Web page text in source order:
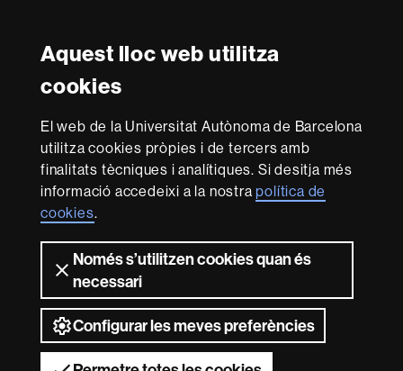
Aquest lloc web utilitza
cookies
El web de la Universitat Autònoma de Barcelona
utilitza cookies pròpies i de tercers amb
finalitats tècniques i analítiques. Si desitja més
informació accedeixi a la nostrapolítica de
cookies.
Només s’utilitzen cookies quan és
necessari
Configurar les meves preferències
FFLFFLFFLFFL
Reconeixement internacional de l'excel·lència
in
Research
-
Euraxess
Amb el finançament de
Sobre
aquest
web
Avís legal
web Accessibilitat web Mapa del web UAB
2026 Universitat Autònoma de Barcelona